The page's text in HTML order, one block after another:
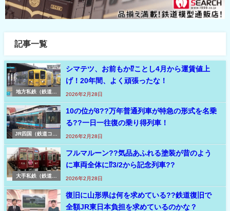
記事一覧
地方私鉄（鉄道ニ
シマテツ、お前もか⁉ことし4月から運賃値上
げ！20年間、よく頑張ったな！
2026年2月28日
JR四国（鉄道コラ
10の位が8??万年普通列車が特急の形式を名乗
る??一日一往復の乗り得列車！
2026年2月28日
大手私鉄（鉄道ニ
フルマルーン??気品あふれる塗装が昔のよう
に車両全体に⁉3/2から記念列車??
2026年2月28日
復旧に山形県は何を求めている??鉄道復旧で
全額JR東日本負担を求めているのかな？